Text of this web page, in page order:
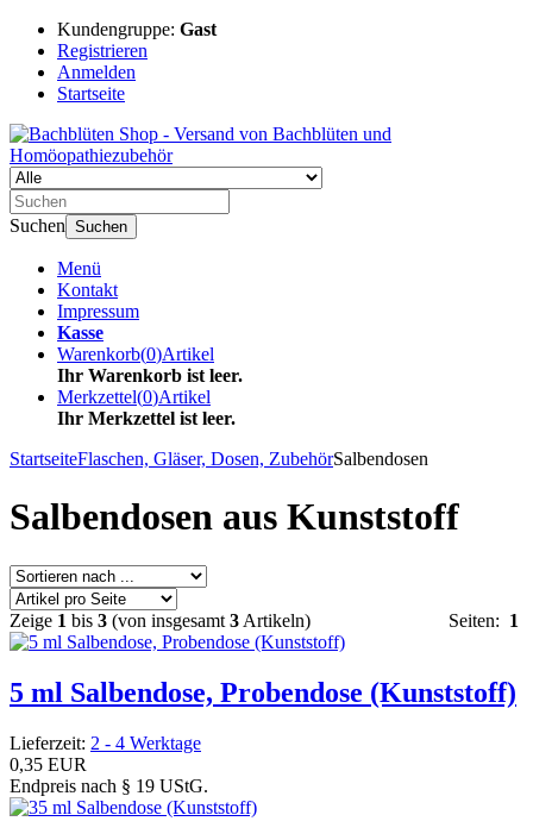
Kundengruppe: Gast
Registrieren
Anmelden
Startseite
Suchen Suchen
Menü
Kontakt
Impressum
Kasse
Warenkorb(0)Artikel
Ihr Warenkorb ist leer.
Merkzettel(0)Artikel
Ihr Merkzettel ist leer.
StartseiteFlaschen, Gläser, Dosen, ZubehörSalbendosen
Salbendosen aus Kunststoff
Zeige 1 bis 3 (von insgesamt 3 Artikeln) Seiten: 1
5 ml Salbendose, Probendose (Kunststoff)
Lieferzeit: 2 - 4 Werktage
0,35 EUR
Endpreis nach § 19 UStG.